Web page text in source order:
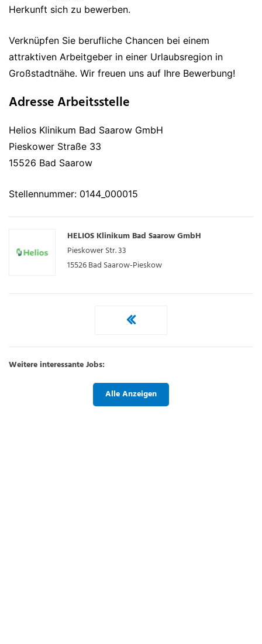
Herkunft sich zu bewerben.
Verknüpfen Sie berufliche Chancen bei einem
attraktiven Arbeitgeber in einer Urlaubsregion in
Großstadtnähe. Wir freuen uns auf Ihre Bewerbung!
Adresse Arbeitsstelle
Helios Klinikum Bad Saarow GmbH
Pieskower Straße 33
15526 Bad Saarow
Stellennummer: 0144_000015
HELIOS Klinikum Bad Saarow GmbH
Pieskower Str. 33
15526Bad Saarow-Pieskow
Weitere interessante Jobs:
Alle Anzeigen